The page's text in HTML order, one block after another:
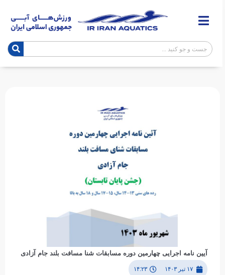
آیین نامه اجرایی چهارمین دوره مسابقات شنا مسافت بلند جام آزادی
۱۷ تیر ۱۴۰۳ ۱۴:۲۳